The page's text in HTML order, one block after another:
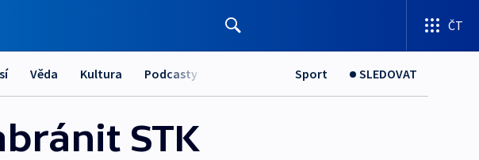
ČT
Věda Kultura Podcasty Sport SLEDOVAT
STK